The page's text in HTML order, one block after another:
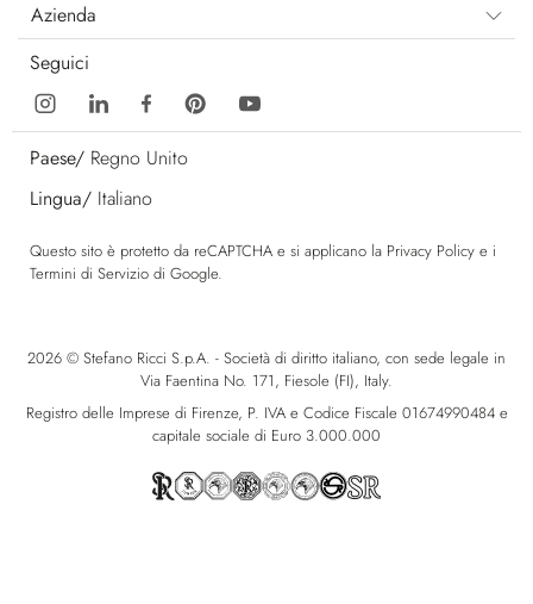
Azienda
Seguici
Paese/ Regno Unito
Lingua/ Italiano
Questo sito è protetto da reCAPTCHA e si applicano la Privacy Policy e i
Termini di Servizio di Google.
2026 © Stefano Ricci S.p.A. - Società di diritto italiano, con sede legale in
Via Faentina No. 171, Fiesole (FI), Italy.
Registro delle Imprese di Firenze, P. IVA e Codice Fiscale 01674990484 e
capitale sociale di Euro 3.000.000